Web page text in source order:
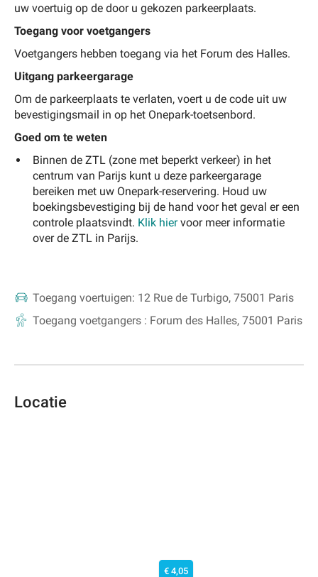
uw voertuig op de door u gekozen parkeerplaats.
Toegang voor voetgangers
Voetgangers hebben toegang via het Forum des Halles.
Uitgang parkeergarage
Om de parkeerplaats te verlaten, voert u de code uit uw
bevestigingsmail in op het Onepark-toetsenbord.
Goed om te weten
Binnen de ZTL (zone met beperkt verkeer) in het
centrum van Parijs kunt u deze parkeergarage
bereiken met uw Onepark-reservering. Houd uw
boekingsbevestiging bij de hand voor het geval er een
controle plaatsvindt. Klik hiervoor meer informatie
over de ZTL in Parijs.
Toegang voertuigen: 12 Rue de Turbigo, 75001 Paris
Toegang voetgangers : Forum des Halles, 75001 Paris
Locatie
€ 4,05